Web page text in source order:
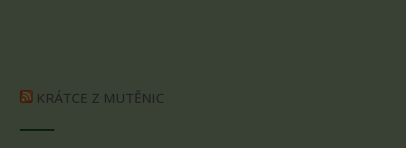
KRÁTCE Z MUTĚNIC